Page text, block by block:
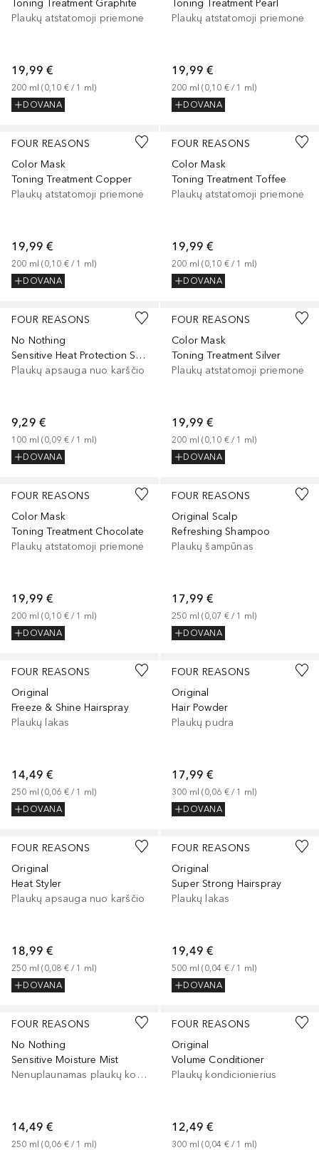
Toning Treatment Graphite
Plaukų atstatomoji priemonė
19,99 €
200 ml (0,10 € / 1 ml)
DOVANA
Toning Treatment Pearl
Plaukų atstatomoji priemonė
19,99 €
200 ml (0,10 € / 1 ml)
DOVANA
FOUR REASONS
Color Mask
Toning Treatment Copper
Plaukų atstatomoji priemonė
19,99 €
200 ml (0,10 € / 1 ml)
DOVANA
FOUR REASONS
Color Mask
Toning Treatment Toffee
Plaukų atstatomoji priemonė
19,99 €
200 ml (0,10 € / 1 ml)
DOVANA
FOUR REASONS
No Nothing
Sensitive Heat Protection Spray
Plaukų apsauga nuo karščio
9,29 €
100 ml (0,09 € / 1 ml)
DOVANA
FOUR REASONS
Color Mask
Toning Treatment Silver
Plaukų atstatomoji priemonė
19,99 €
200 ml (0,10 € / 1 ml)
DOVANA
FOUR REASONS
Color Mask
Toning Treatment Chocolate
Plaukų atstatomoji priemonė
19,99 €
200 ml (0,10 € / 1 ml)
DOVANA
FOUR REASONS
Original Scalp
Refreshing Shampoo
Plaukų šampūnas
17,99 €
250 ml (0,07 € / 1 ml)
DOVANA
FOUR REASONS
Original
Freeze & Shine Hairspray
Plaukų lakas
14,49 €
250 ml (0,06 € / 1 ml)
DOVANA
FOUR REASONS
Original
Hair Powder
Plaukų pudra
17,99 €
300 ml (0,06 € / 1 ml)
DOVANA
FOUR REASONS
Original
Heat Styler
Plaukų apsauga nuo karščio
18,99 €
250 ml (0,08 € / 1 ml)
DOVANA
FOUR REASONS
Original
Super Strong Hairspray
Plaukų lakas
19,49 €
500 ml (0,04 € / 1 ml)
DOVANA
FOUR REASONS
No Nothing
Sensitive Moisture Mist
Nenuplaunamas plaukų kondicionierius
14,49 €
250 ml (0,06 € / 1 ml)
FOUR REASONS
Original
Volume Conditioner
Plaukų kondicionierius
12,49 €
300 ml (0,04 € / 1 ml)